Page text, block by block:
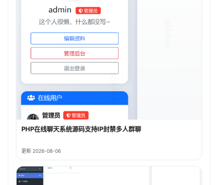
PHP在线聊天系统源码支持IP封禁多人群聊
更新 2026-08-06